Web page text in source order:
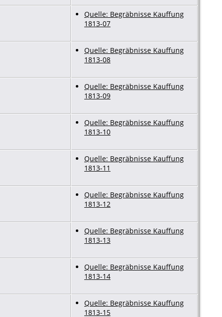
Quelle: Begräbnisse Kauffung
1813-07
Quelle: Begräbnisse Kauffung
1813-08
Quelle: Begräbnisse Kauffung
1813-09
Quelle: Begräbnisse Kauffung
1813-10
Quelle: Begräbnisse Kauffung
1813-11
Quelle: Begräbnisse Kauffung
1813-12
Quelle: Begräbnisse Kauffung
1813-13
Quelle: Begräbnisse Kauffung
1813-14
Quelle: Begräbnisse Kauffung
1813-15